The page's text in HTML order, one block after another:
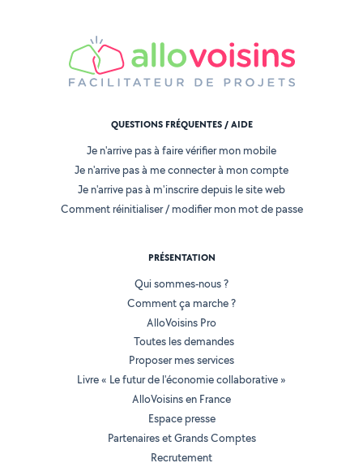
QUESTIONS FRÉQUENTES / AIDE
Je n'arrive pas à faire vérifier mon mobile
Je n'arrive pas à me connecter à mon compte
Je n'arrive pas à m'inscrire depuis le site web
Comment réinitialiser / modifier mon mot de passe
PRÉSENTATION
Qui sommes-nous ?
Comment ça marche ?
AlloVoisins Pro
Toutes les demandes
Proposer mes services
Livre « Le futur de l'économie collaborative »
AlloVoisins en France
Espace presse
Partenaires et Grands Comptes
Recrutement